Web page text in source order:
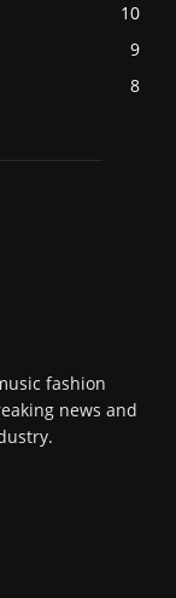
10
9
8
fashion
news and